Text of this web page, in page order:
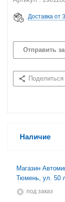
Доставка от
Отправить
Поделиться
Наличие
Магазин
Тюмень, ул. 50
Под заказ